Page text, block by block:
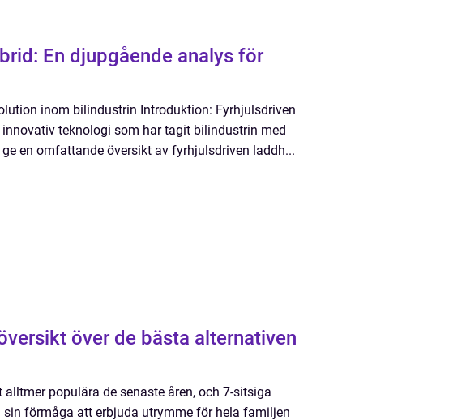
En djupgående analys för
inom bilindustrin Introduktion: Fyrhjulsdriven
teknologi som har tagit bilindustrin med
en omfattande översikt av fyrhjulsdriven laddh...
över de bästa alternativen
populära de senaste åren, och 7-sitsiga
förmåga att erbjuda utrymme för hela familjen